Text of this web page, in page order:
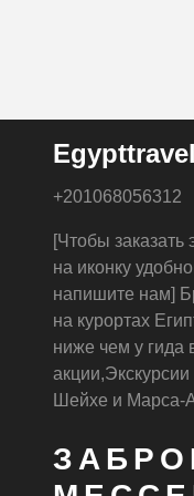
Egypttravel
+201068056312
[Чтобы заказать
на иконку
напишите нам]
на курортах
ниже чем у гида
Шейхе и Марса-